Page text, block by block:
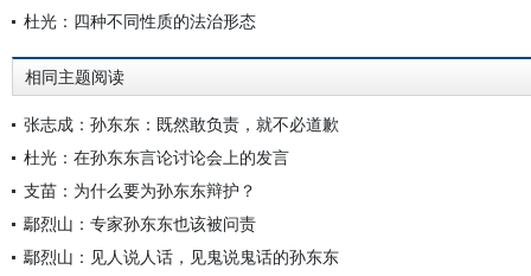
杜光：四种不同性质的法治形态
相同主题阅读
张志成：孙东东：既然敢负责，就不必道歉
杜光：在孙东东言论讨论会上的发言
支苗：为什么要为孙东东辩护？
鄢烈山：专家孙东东也该被问责
鄢烈山：见人说人话，见鬼说鬼话的孙东东